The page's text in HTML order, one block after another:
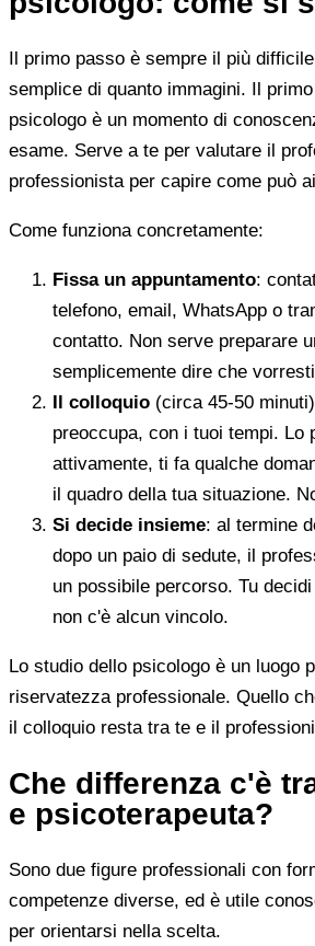
Il primo passo è sempre il più
semplice di quanto immagini. Il
psicologo è un momento di
esame. Serve a te per valutare il
professionista per capire come può
Come funziona concretamente:
Fissa un appuntamento:
telefono, email, WhatsApp o
contatto. Non serve preparare
semplicemente dire che
Il colloquio (circa 45-50
preoccupa, con i tuoi tempi. Lo
attivamente, ti fa qualche
il quadro della tua situazione.
Si decide insieme: al termine
dopo un paio di sedute, il
un possibile percorso. Tu
non c'è alcun vincolo.
Lo studio dello psicologo è un luogo
riservatezza professionale. Quello
il colloquio resta tra te e il
Che differenza c'è
e psicoterapeuta?
Sono due figure professionali con
competenze diverse, ed è utile
per orientarsi nella scelta.